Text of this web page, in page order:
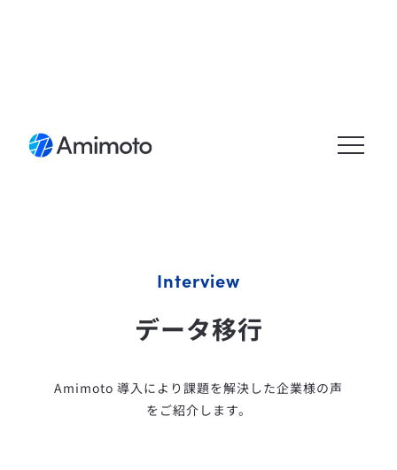
Interview
データ移行
Amimoto 導入により課題を解決した企業様の声
をご紹介します。